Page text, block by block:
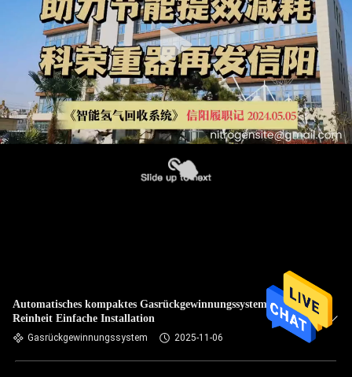
Automatisches kompaktes Gasrückgewinnungssystem hoher
Reinheit Einfache Installation
Gasrückgewinnungssystem 2025-11-06